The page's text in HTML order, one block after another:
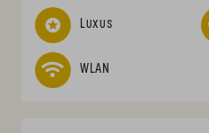
Luxus
WLAN